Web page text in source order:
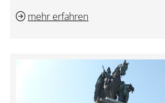
mehr erfahren